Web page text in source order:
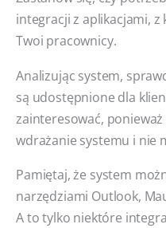
integracji z aplikacjami,
Twoi pracownicy.
Analizując system,
są udostępnione dla
zainteresować,
wdrażanie systemu i nie
Pamiętaj, że system
narzędziami Outlook,
A to tylko niektóre